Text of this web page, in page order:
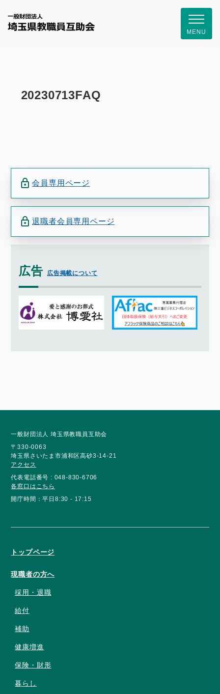
一般財団
MENU
20230713FAQ
会員専用ページ
退職者会員専用ページ
広告 広告掲載について
一般財団法人 埼玉県教職員互助会
〒330-0063
埼玉県さいたま市浦和区高砂3-14-21
アクセス
代表電話番号 : 048-830-6706
各窓口はこちら
開庁時間：平日8:30 - 17:15
トップページ
現職者の方へ
採用・退職
給付
補助
健康増進
保険・財形
暮らし